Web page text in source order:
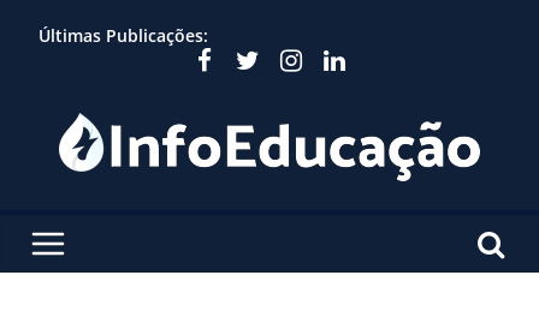
Últimas Publicações: